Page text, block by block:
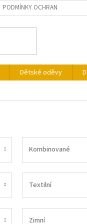
PODMÍNKY OCHRANY
Dětské oděvy
Kombinované
Textilní
Zimní